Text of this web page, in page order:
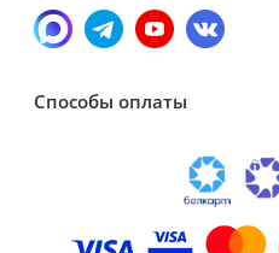
Способы оплаты